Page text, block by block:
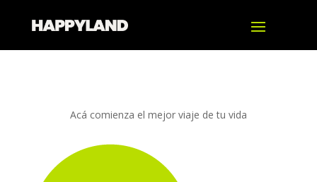
Acá comienza el mejor viaje de tu vida